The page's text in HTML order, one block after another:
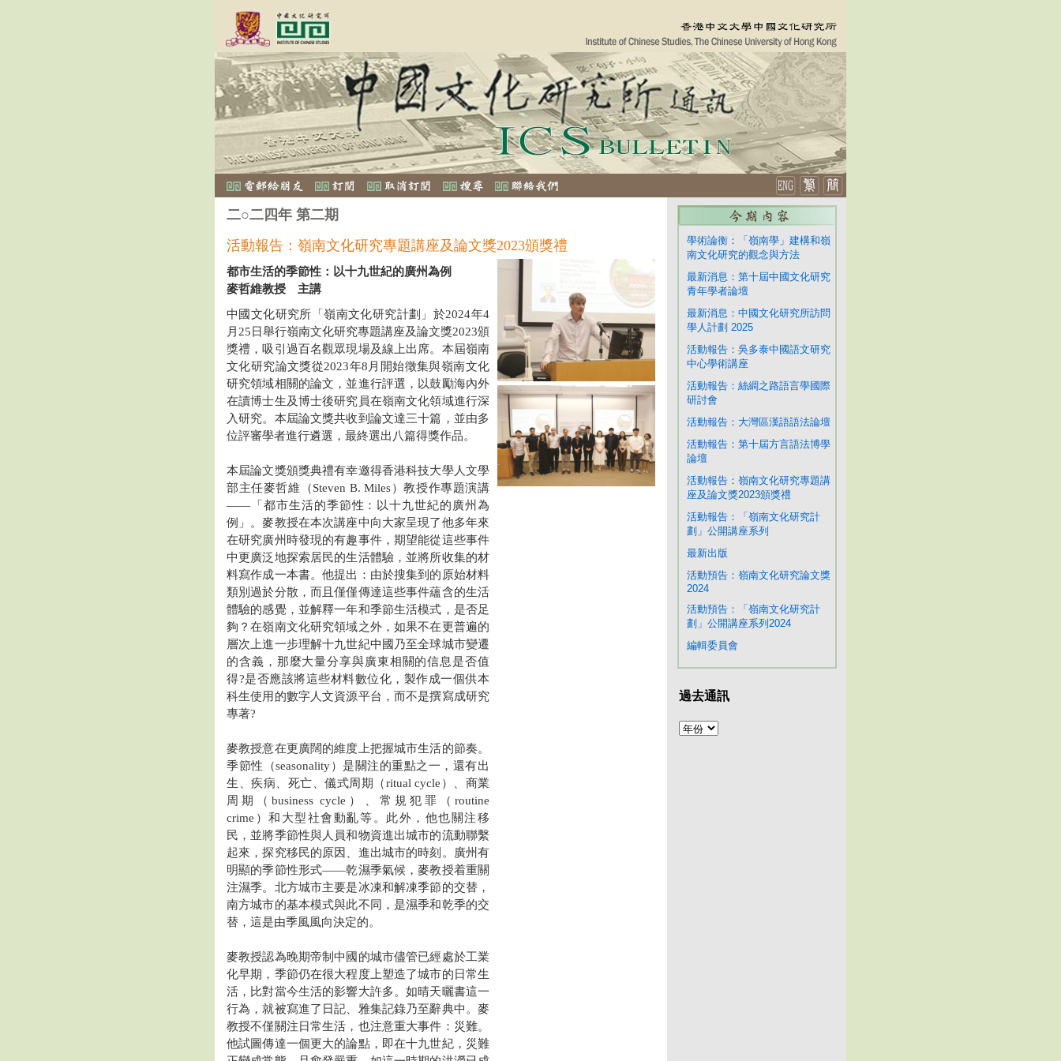
二○二四年 第二期
活動報告：嶺南文化研究專題講座及論文獎2023頒獎禮
都市生活的季節性：以十九世紀的廣州為例
麥哲維教授 主講
中國文化研究所「嶺南文化研究計劃」於2024年4
月25日舉行嶺南文化研究專題講座及論文獎2023頒
獎禮，吸引過百名觀眾現場及線上出席。本屆嶺南
文化研究論文獎從2023年8月開始徵集與嶺南文化
研究領域相關的論文，並進行評選，以鼓勵海內外
在讀博士生及博士後研究員在嶺南文化領域進行深
入研究。本屆論文獎共收到論文達三十篇，並由多
位評審學者進行遴選，最終選出八篇得獎作品。
本屆論文獎頒獎典禮有幸邀得香港科技大學人文學
部主任麥哲維（Steven B. Miles）教授作專題演講
——「都市生活的季節性：以十九世紀的廣州為
例」。麥教授在本次講座中向大家呈現了他多年來
在研究廣州時發現的有趣事件，期望能從這些事件
中更廣泛地探索居民的生活體驗，並將所收集的材
料寫作成一本書。他提出：由於搜集到的原始材料
類別過於分散，而且僅僅傳達這些事件蘊含的生活
體驗的感覺，並解釋一年和季節生活模式，是否足
夠？在嶺南文化研究領域之外，如果不在更普遍的
層次上進一步理解十九世紀中國乃至全球城市變遷
的含義，那麼大量分享與廣東相關的信息是否值
得?是否應該將這些材料數位化，製作成一個供本
科生使用的數字人文資源平台，而不是撰寫成研究
專著?
麥教授意在更廣闊的維度上把握城市生活的節奏。
季節性（seasonality）是關注的重點之一，還有出
生、疾病、死亡、儀式周期（ritual cycle）、商業
周期（business cycle）、常規犯罪（routine
crime）和大型社會動亂等。此外，他也關注移
民，並將季節性與人員和物資進出城市的流動聯繫
起來，探究移民的原因、進出城市的時刻。廣州有
明顯的季節性形式——乾濕季氣候，麥教授着重關
注濕季。北方城市主要是冰凍和解凍季節的交替，
南方城市的基本模式與此不同，是濕季和乾季的交
替，這是由季風風向決定的。
麥教授認為晚期帝制中國的城市儘管已經處於工業
化早期，季節仍在很大程度上塑造了城市的日常生
活，比對當今生活的影響大許多。如晴天曬書這一
行為，就被寫進了日記、雅集記錄乃至辭典中。麥
教授不僅關注日常生活，也注意重大事件：災難。
他試圖傳達一個更大的論點，即在十九世紀，災難
學術論衡：「嶺南學」建構和嶺
南文化研究的觀念與方法
最新消息：第十屆中國文化研究
青年學者論壇
最新消息：中國文化研究所訪問
學人計劃 2025
活動報告：吳多泰中國語文研究
中心學術講座
活動報告：絲綢之路語言學國際
研討會
活動報告：大灣區漢語語法論壇
活動報告：第十屆方言語法博學
論壇
活動報告：嶺南文化研究專題講
座及論文獎2023頒獎禮
活動報告：「嶺南文化研究計
劃」公開講座系列
最新出版
活動預告：嶺南文化研究論文獎
2024
活動預告：「嶺南文化研究計
劃」公開講座系列2024
編輯委員會
過去通訊